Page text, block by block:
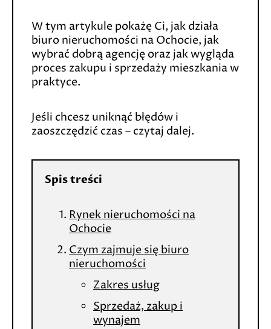
W tym artykule pokażę Ci, jak działa
biuro nieruchomości na Ochocie, jak
wybrać dobrą agencję oraz jak wygląda
proces zakupu i sprzedaży mieszkania w
praktyce.
Jeśli chcesz uniknąć błędów i
zaoszczędzić czas – czytaj dalej.
Spis treści
Rynek nieruchomości na
Ochocie
Czym zajmuje się biuro
nieruchomości
Zakres usług
Sprzedaż, zakup i
wynajem